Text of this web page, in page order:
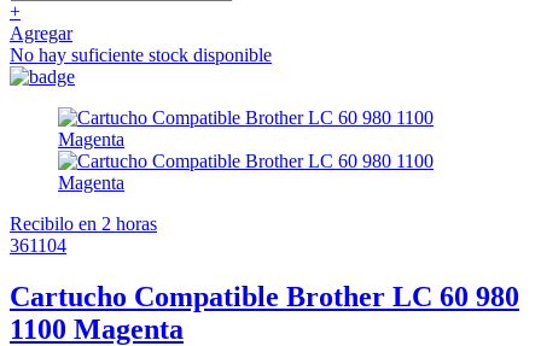
+
Agregar
No hay suficiente stock disponible
Recibilo en 2 horas
361104
Cartucho Compatible Brother LC 60 980
1100 Magenta